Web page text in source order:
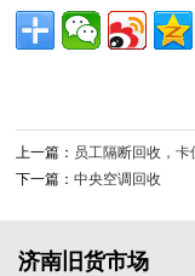
上一篇： 员工隔断回收，卡
下一篇：中央空调回收
济南旧货市场